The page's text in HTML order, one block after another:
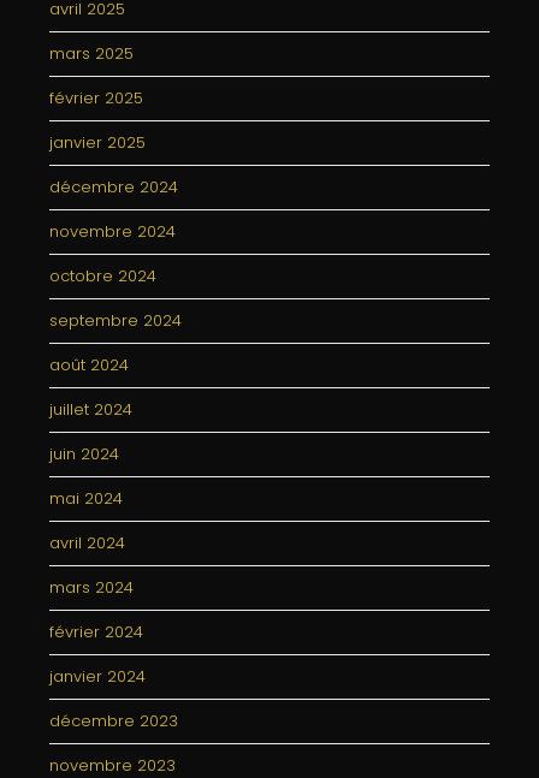
avril 2025
mars 2025
février 2025
janvier 2025
décembre 2024
novembre 2024
octobre 2024
septembre 2024
août 2024
juillet 2024
juin 2024
mai 2024
avril 2024
mars 2024
février 2024
janvier 2024
décembre 2023
novembre 2023